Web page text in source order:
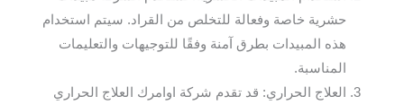
حشرية خاصة وفعالة للتخلص من القراد. سيتم استخدام
هذه المبيدات بطرق آمنة وفقًا للتوجيهات والتعليمات
المناسبة.
العلاج الحراري: قد تقدم شركة اوامرك العلاج الحراري